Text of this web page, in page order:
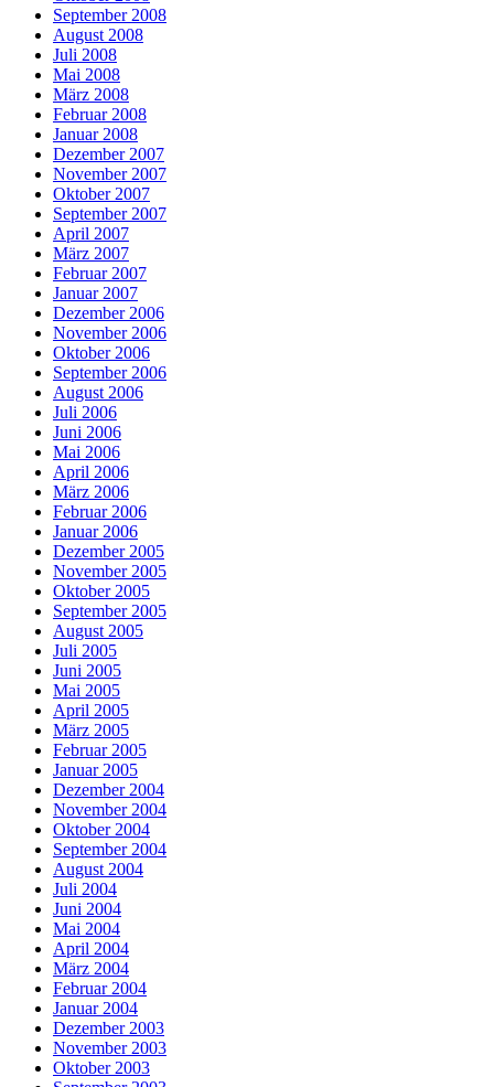
September 2008
August 2008
Juli 2008
Mai 2008
März 2008
Februar 2008
Januar 2008
Dezember 2007
November 2007
Oktober 2007
September 2007
April 2007
März 2007
Februar 2007
Januar 2007
Dezember 2006
November 2006
Oktober 2006
September 2006
August 2006
Juli 2006
Juni 2006
Mai 2006
April 2006
März 2006
Februar 2006
Januar 2006
Dezember 2005
November 2005
Oktober 2005
September 2005
August 2005
Juli 2005
Juni 2005
Mai 2005
April 2005
März 2005
Februar 2005
Januar 2005
Dezember 2004
November 2004
Oktober 2004
September 2004
August 2004
Juli 2004
Juni 2004
Mai 2004
April 2004
März 2004
Februar 2004
Januar 2004
Dezember 2003
November 2003
Oktober 2003